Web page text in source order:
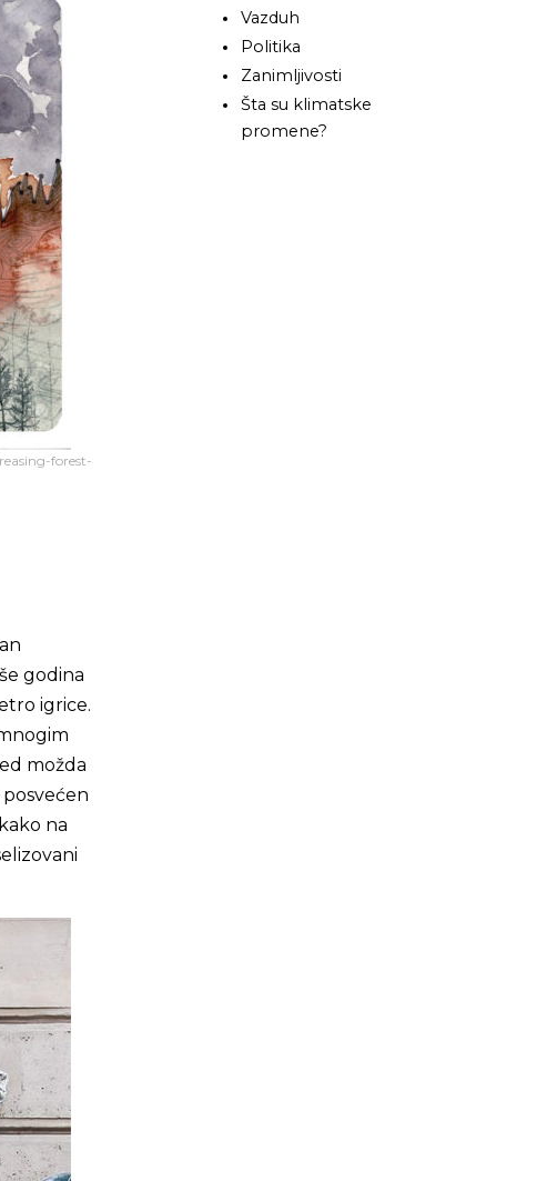
forest-
godina
igrice.
možda
na
Vazduh
Politika
Zanimljivosti
Šta su klimatske
promene?